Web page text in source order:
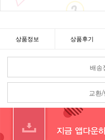
상품정보 상품후기
배송
교환